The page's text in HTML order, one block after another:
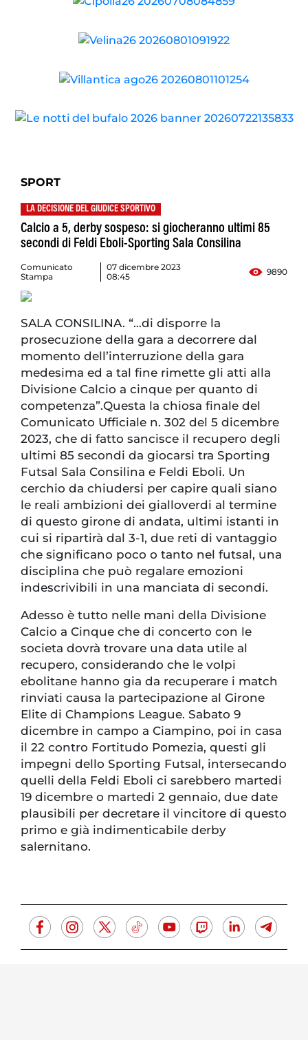
SPORT
LA DECISIONE DEL GIUDICE SPORTIVO
Calcio a 5, derby sospeso: si giocheranno ultimi 85
secondi di Feldi Eboli-Sporting Sala Consilina
Comunicato
Stampa
07 dicembre 2023
08:45
9890
SALA CONSILINA. “…di disporre la
prosecuzione della gara a decorrere dal
momento dell’interruzione della gara
medesima ed a tal fine rimette gli atti alla
Divisione Calcio a cinque per quanto di
competenza”.Questa la chiosa finale del
Comunicato Ufficiale n. 302 del 5 dicembre
2023, che di fatto sancisce il recupero degli
ultimi 85 secondi da giocarsi tra Sporting
Futsal Sala Consilina e Feldi Eboli. Un
cerchio da chiudersi per capire quali siano
le reali ambizioni dei gialloverdi al termine
di questo girone di andata, ultimi istanti in
cui si ripartirà dal 3-1, due reti di vantaggio
che significano poco o tanto nel futsal, una
disciplina che può regalare emozioni
indescrivibili in una manciata di secondi.
Adesso è tutto nelle mani della Divisione
Calcio a Cinque che di concerto con le
societa dovrà trovare una data utile al
recupero, considerando che le volpi
ebolitane hanno gia da recuperare i match
rinviati causa la partecipazione al Girone
Elite di Champions League. Sabato 9
dicembre in campo a Ciampino, poi in casa
il 22 contro Fortitudo Pomezia, questi gli
impegni dello Sporting Futsal, intersecando
quelli della Feldi Eboli ci sarebbero martedi
19 dicembre o martedi 2 gennaio, due date
plausibili per decretare il vincitore di questo
primo e già indimenticabile derby
salernitano.